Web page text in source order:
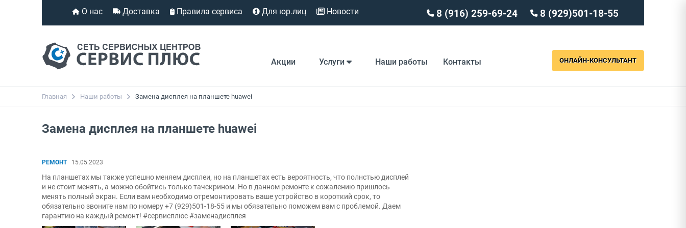
О нас Доставка Правила сервиса Для юр.лиц Новости 8 (916) 259-69-24 8 (929)501-18-55
Акции Услуги Наши работы Контакты ОНЛАЙН-КОНСУЛЬТАНТ
Главная Наши работы Замена дисплея на планшете huawei
Замена дисплея на планшете huawei
РЕМОНТ 15.05.2023
На планшетах мы также успешно меняем дисплеи, но на планшетах есть вероятность, что полнстью дисплей
и не стоит менять, а можно обойтись только тачскрином. Но в данном ремонте к сожалению пришлось
менять полный экран. Если вам необходимо отремонтировать ваше устройство в короткий срок, то
обязательно звоните нам по номеру +7 (929)501-18-55 и мы обязательно поможем вам с проблемой. Даем
гарантию на каждый ремонт! #сервисплюс #заменадисплея